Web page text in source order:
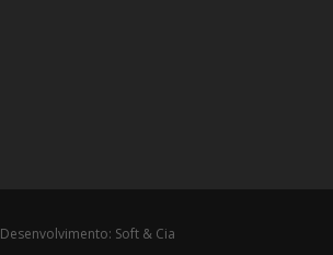
Desenvolvimento: Soft & Cia